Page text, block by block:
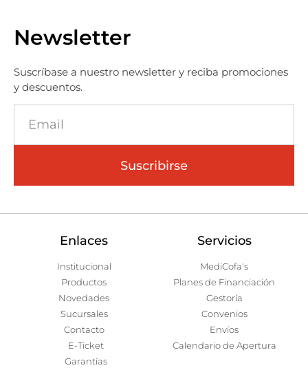
Newsletter
Suscríbase a nuestro newsletter y reciba promociones
y descuentos.
Suscribirse
Enlaces
Institucional
Productos
Novedades
Sucursales
Contacto
E-Ticket
Garantías
Servicios
MediCofa's
Planes de Financiación
Gestoría
Convenios
Envíos
Calendario de Apertura